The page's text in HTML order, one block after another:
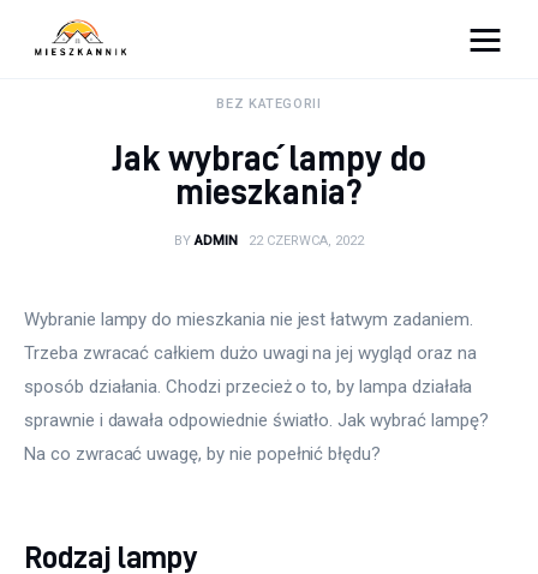
Sypialnia
Salon
Salon
BEZ KATEGORII
Jak wybrać lampy do
mieszkania?
BY ADMIN 22 CZERWCA, 2022
Wybranie lampy do mieszkania nie jest łatwym zadaniem.
Trzeba zwracać całkiem dużo uwagi na jej wygląd oraz na
sposób działania. Chodzi przecież o to, by lampa działała
sprawnie i dawała odpowiednie światło. Jak wybrać lampę?
Na co zwracać uwagę, by nie popełnić błędu?
Rodzaj lampy